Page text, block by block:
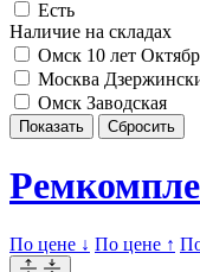
Есть
Наличие на складах
Омск 10 лет
Москва
Омск Заводская
По цене ↓ По цене ↑